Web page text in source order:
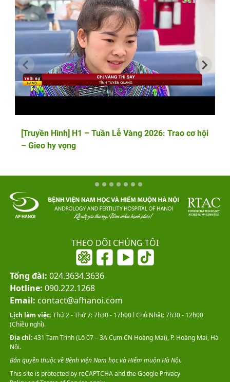
[Truyền Hình] H1 – Tuần Lễ Vàng 2026: Trao cơ hội
– Gieo hy vọng
THEO DÕI CHÚNG TÔI
Tổng đài: 024.3634.3636
Hotline: 090.222.1268
Email: contact@afhanoi.com
This site is protected by reCAPTCHA and the GooglePrivacy
Lịch làm việc:Thứ 2 - Thứ 7: 7h30 - 17h00 l Chủ Nhật: 7h30 - 12h00
(Chiều nghỉ).
Địa chỉ:431 Tam Trinh (Lô 07 – 3A Cụm CN Hoàng Mai), P. Hoàng Mai, Hà
Nội.
Bản quyền thuộc về Bệnh viện Nam học và Hiếm muộn Hà Nội.